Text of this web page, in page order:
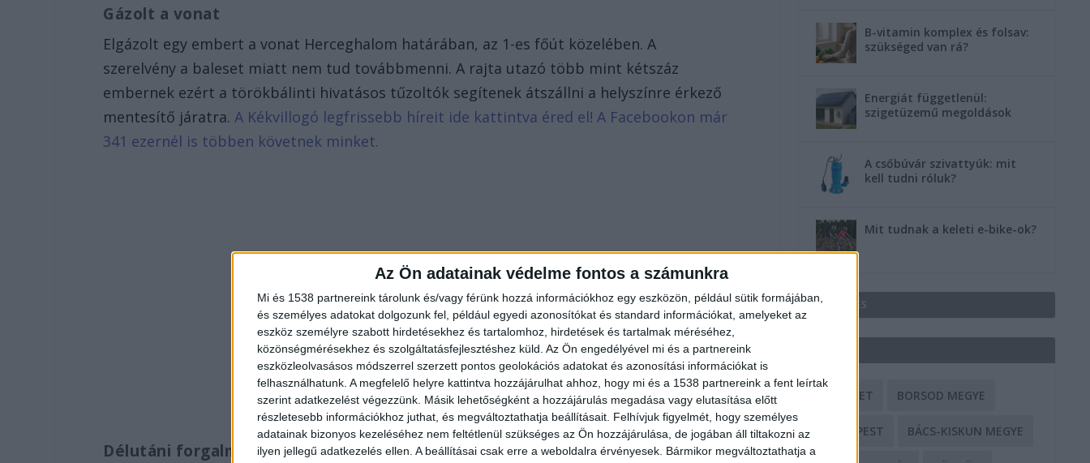
Az Ön adatainak védelme fontos a számunkra
Mi és 1538 partnereink tárolunk és/vagy férünk hozzá információkhoz egy eszközön, például sütik formájában,
és személyes adatokat dolgozunk fel, például egyedi azonosítókat és standard információkat, amelyeket az
eszköz személyre szabott hirdetésekhez és tartalomhoz, hirdetések és tartalmak méréséhez,
közönségmérésekhez és szolgáltatásfejlesztéshez küld. Az Ön engedélyével mi és a partnereink
eszközleolvasásos módszerrel szerzett pontos geolokációs adatokat és azonosítási információkat is
felhasználhatunk. A megfelelő helyre kattintva hozzájárulhat ahhoz, hogy mi és a 1538 partnereink a fent leírtak
szerint adatkezelést végezzünk. Másik lehetőségként a hozzájárulás megadása vagy elutasítása előtt
részletesebb információkhoz juthat, és megváltoztathatja beállításait. Felhívjuk figyelmét, hogy személyes
adatainak bizonyos kezeléséhez nem feltétlenül szükséges az Ön hozzájárulása, de jogában áll tiltakozni az
ilyen jellegű adatkezelés ellen. A beállításai csak erre a weboldalra érvényesek. Bármikor megváltoztathatja a
Gázolt a vonat
Elgázolt egy embert a vonat Herceghalom határában, az 1-es főút közelében. A
szerelvény a baleset miatt nem tud továbbmenni. A rajta utazó több mint kétszáz
embernek ezért a törökbálinti hivatásos tűzoltók segítenek átszállni a helyszínre érkező
mentesítő járatra.A Kékvillogó legfrissebb híreit ide kattintva éred el! A Facebookon már
341 ezernél is többen követnek minket.
Délutáni forgalmi változások:
B-vitamin komplex és folsav:
szükséged van rá?
Energiát függetlenül:
szigetüzemű megoldások
A csőbúvár szivattyúk: mit
kell tudni róluk?
Mit tudnak a keleti e-bike-ok?
HIRDETÉS
BALESET BORSOD MEGYE
BUDAPEST BÁCS-KISKUN MEGYE